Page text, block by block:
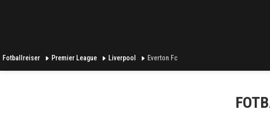
Fotballreiser Premier League Liverpool Everton Fc